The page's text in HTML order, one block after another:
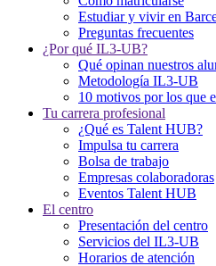
Estudiar y vivir en
Preguntas frecuentes
¿Por qué IL3-UB?
Qué opinan nuestros
Metodología IL3-UB
10 motivos por los que
Tu carrera profesional
¿Qué es Talent HUB?
Impulsa tu carrera
Bolsa de trabajo
Empresas colaboradoras
Eventos Talent HUB
El centro
Presentación del centro
Servicios del IL3-UB
Horarios de atención